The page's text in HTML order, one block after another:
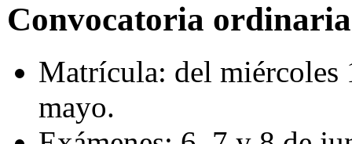
Convocatoria ordinaria
Matrícula: del miércoles
mayo.